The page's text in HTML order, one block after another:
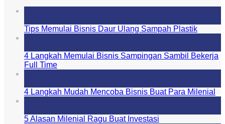
Tips Memulai Bisnis Daur Ulang Sampah Plastik
4 Langkah Memulai Bisnis Sampingan Sambil Bekerja
Full Time
4 Langkah Mudah Mencoba Bisnis Buat Para Milenial
5 Alasan Milenial Ragu Buat Investasi